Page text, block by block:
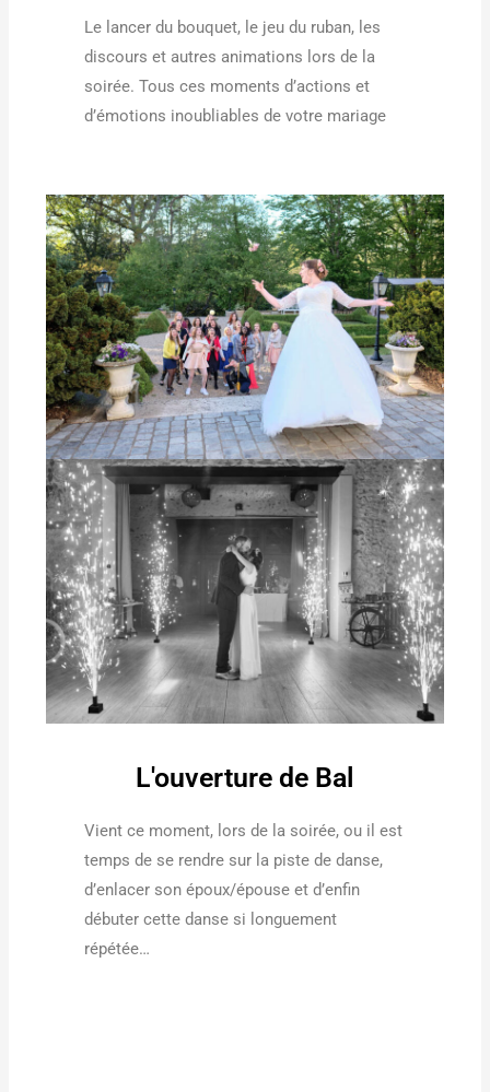
Le lancer du bouquet, le jeu du ruban, les
discours et autres animations lors de la
soirée. Tous ces moments d’actions et
d’émotions inoubliables de votre mariage
L'ouverture de Bal
Vient ce moment, lors de la soirée, ou il est
temps de se rendre sur la piste de danse,
d’enlacer son époux/épouse et d’enfin
débuter cette danse si longuement
répétée…